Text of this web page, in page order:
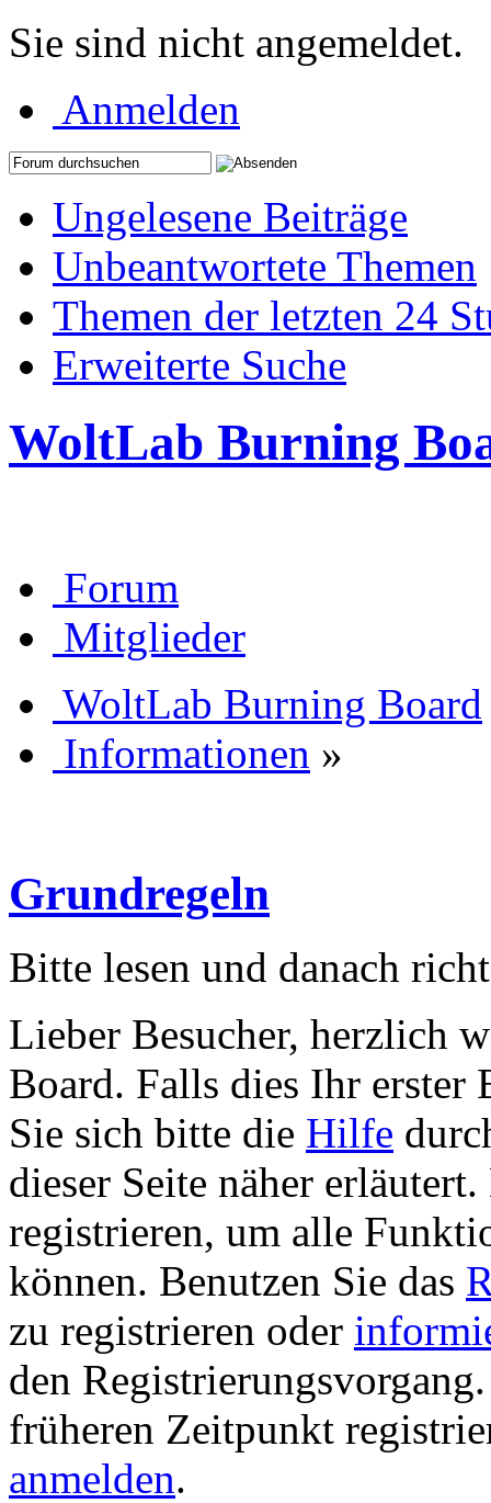
Sie sind nicht angemeldet.
Anmelden
Ungelesene Beiträge
Unbeantwortete Themen
Themen der letzten 24
Erweiterte Suche
WoltLab Burning
Forum
Mitglieder
WoltLab Burning Board
Informationen »
Grundregeln
Bitte lesen und danach
Lieber Besucher, herzlich
Board. Falls dies Ihr erster
Sie sich bitte die Hilfe
dieser Seite näher
registrieren, um alle
können. Benutzen Sie das
zu registrieren oder
den
früheren Zeitpunkt
anmelden.